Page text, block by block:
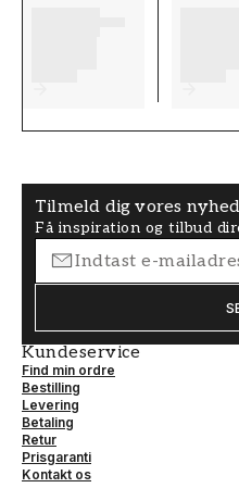
Tilmeld dig vores
Få inspiration og tilbud
Kundeservice
Find min ordre
Bestilling
Levering
Betaling
Retur
Prisgaranti
Kontakt os